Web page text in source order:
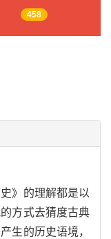
458
》的理解都是以
方式去猜度古典
生的历史语境，